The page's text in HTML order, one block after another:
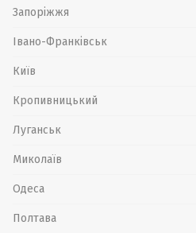
Запоріжжя
Івано-Франківськ
Київ
Кропивницький
Луганськ
Миколаїв
Одеса
Полтава